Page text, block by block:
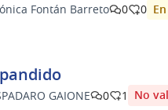
Fontán Barreto 0 0
GAIONE 0 1 No